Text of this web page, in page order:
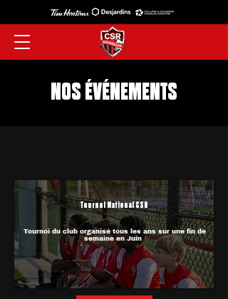
NOS ÉVÉNEMENTS
Tournoi National CSR
Tournoi du club organisé tous les ans sur une fin de
semaine en Juin